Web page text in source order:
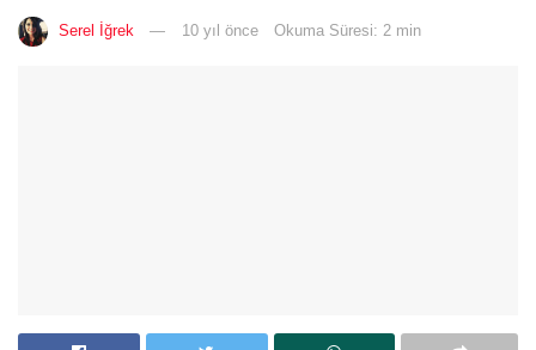
Serel İğrek 10 yıl önce Okuma Süresi: 2 min